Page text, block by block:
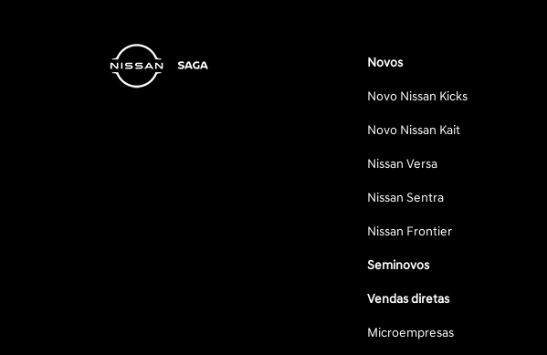
Novos
Novo Nissan Kicks
Novo Nissan Kait
Nissan Versa
Nissan Sentra
Nissan Frontier
Seminovos
Vendas diretas
Microempresas